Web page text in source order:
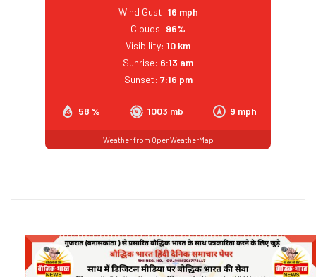
58 % 1003 mb 9 mph
Wind Gust: 16 mph
Clouds: 96%
Visibility: 10 km
Sunrise: 6:13 am
Sunset: 7:16 pm
Weather from OpenWeatherMap